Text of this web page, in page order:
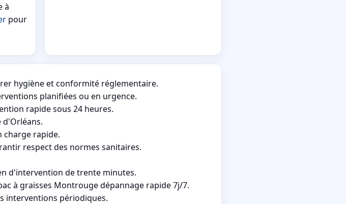
à
pour
hygiène et conformité réglementaire.
planifiées ou en urgence.
rapide sous 24 heures.
d'Orléans.
charge rapide.
respect des normes sanitaires.
d'intervention de trente minutes.
à graisses Montrouge dépannage rapide 7j/7.
interventions périodiques.